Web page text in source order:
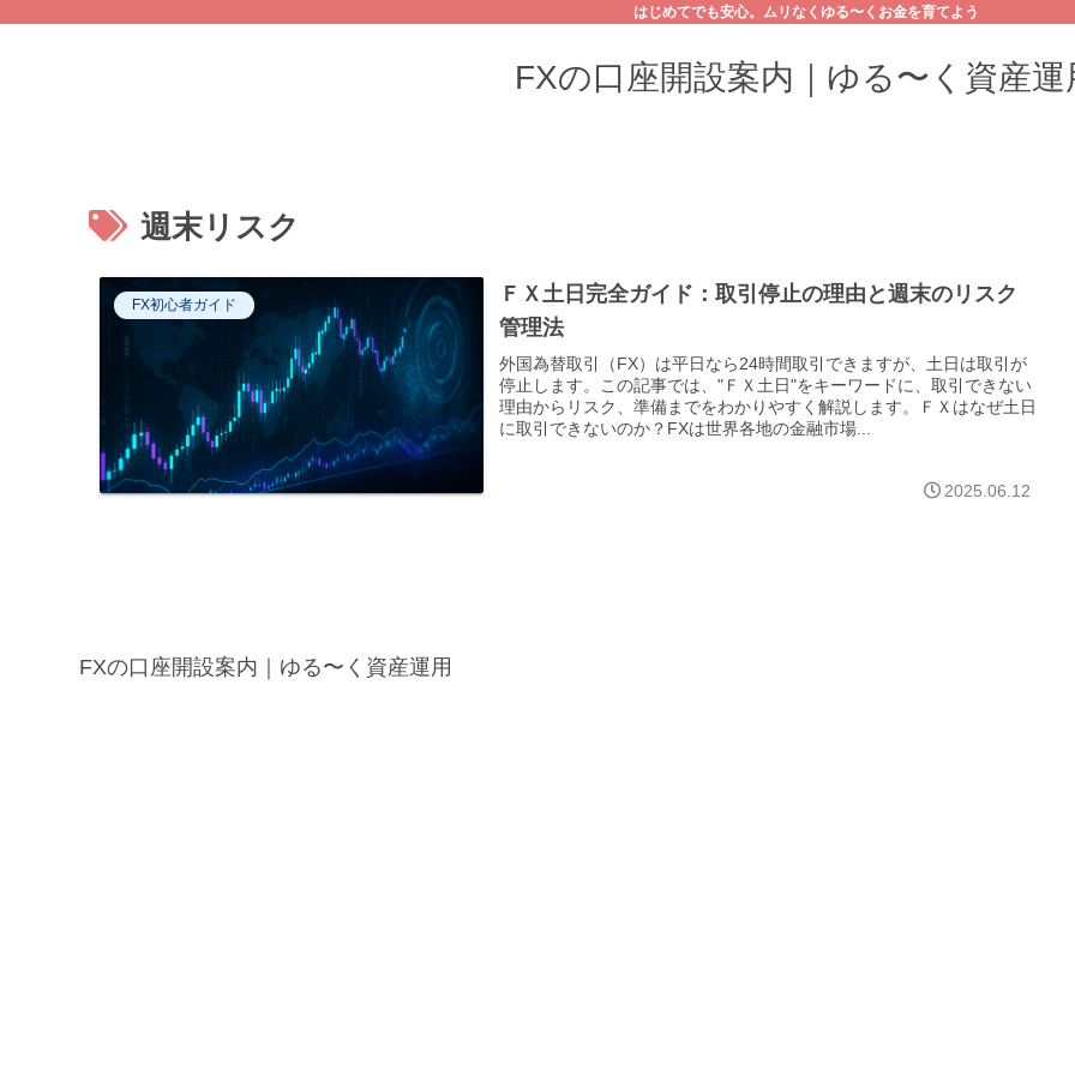
はじめてでも安心。ムリなくゆる〜くお金を育てよう
FXの口座開設案内｜ゆる〜く資産運
週末リスク
FX初心者ガイド
ＦＸ土日完全ガイド：取引停止の理由と週末のリスク
管理法
外国為替取引（FX）は平日なら24時間取引できますが、土日は取引が
停止します。この記事では、"ＦＸ土日"をキーワードに、取引できない
理由からリスク、準備までをわかりやすく解説します。ＦＸはなぜ土日
に取引できないのか？FXは世界各地の金融市場...
2025.06.12
FXの口座開設案内｜ゆる〜く資産運用